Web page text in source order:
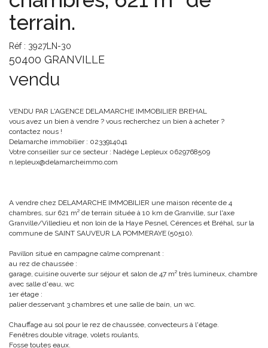
terrain.
Réf : 3927LN-30
50400 GRANVILLE
vendu
VENDU PAR L'AGENCE DELAMARCHE IMMOBILIER BREHAL
vous avez un bien à vendre ? vous recherchez un bien à acheter ?
contactez nous !
Delamarche immobilier : 0233914041
Votre conseiller sur ce secteur : Nadège Lepleux 0629768509
n.lepleux@delamarcheimmo.com
A vendre chez DELAMARCHE IMMOBILIER une maison récente de 4
chambres, sur 621 m² de terrain située à 10 km de Granville, sur l'axe
Granville/Villedieu et non loin de la Haye Pesnel, Cérences et Bréhal, sur la
commune de SAINT SAUVEUR LA POMMERAYE (50510).
Pavillon situé en campagne calme comprenant :
au rez de chaussée :
garage, cuisine ouverte sur séjour et salon de 47 m² très lumineux, chambre
avec salle d'eau, wc
1er étage :
palier desservant 3 chambres et une salle de bain, un wc.
Chauffage au sol pour le rez de chaussée, convecteurs à l'étage.
Fenêtres double vitrage, volets roulants,
Fosse toutes eaux.